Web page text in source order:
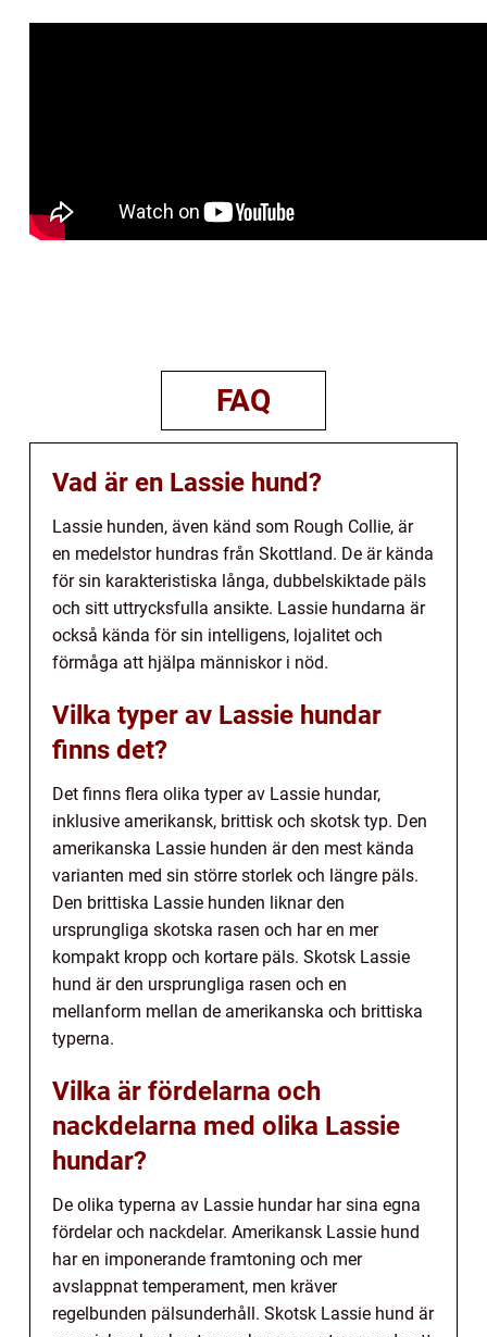
FAQ
Vad är en Lassie hund?
Lassie hunden, även känd som Rough Collie, är
en medelstor hundras från Skottland. De är kända
för sin karakteristiska långa, dubbelskiktade päls
och sitt uttrycksfulla ansikte. Lassie hundarna är
också kända för sin intelligens, lojalitet och
förmåga att hjälpa människor i nöd.
Vilka typer av Lassie hundar
finns det?
Det finns flera olika typer av Lassie hundar,
inklusive amerikansk, brittisk och skotsk typ. Den
amerikanska Lassie hunden är den mest kända
varianten med sin större storlek och längre päls.
Den brittiska Lassie hunden liknar den
ursprungliga skotska rasen och har en mer
kompakt kropp och kortare päls. Skotsk Lassie
hund är den ursprungliga rasen och en
mellanform mellan de amerikanska och brittiska
typerna.
Vilka är fördelarna och
nackdelarna med olika Lassie
hundar?
De olika typerna av Lassie hundar har sina egna
fördelar och nackdelar. Amerikansk Lassie hund
har en imponerande framtoning och mer
avslappnat temperament, men kräver
regelbunden pälsunderhåll. Skotsk Lassie hund är